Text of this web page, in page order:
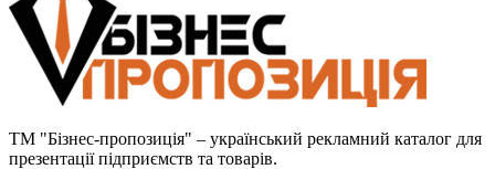
ТМ "Бізнес-пропозиція" – український рекламний каталог для
презентації підприємств та товарів.